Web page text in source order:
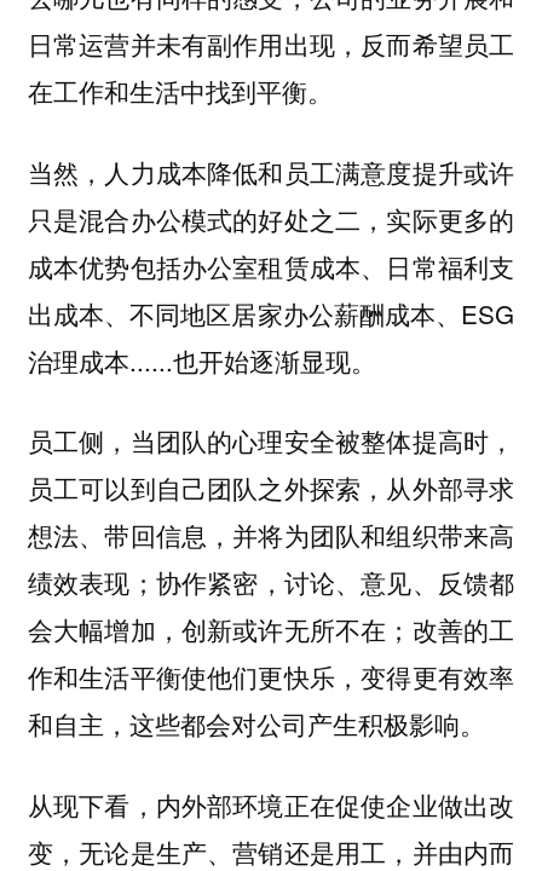
日常运营并未有副作用出现，反而希望员工
在工作和生活中找到平衡。
当然，人力成本降低和员工满意度提升或许
只是混合办公模式的好处之二，实际更多的
成本优势包括办公室租赁成本、日常福利支
出成本、不同地区居家办公薪酬成本、ESG
治理成本......也开始逐渐显现。
员工侧，当团队的心理安全被整体提高时，
员工可以到自己团队之外探索，从外部寻求
想法、带回信息，并将为团队和组织带来高
绩效表现；协作紧密，讨论、意见、反馈都
会大幅增加，创新或许无所不在；改善的工
作和生活平衡使他们更快乐，变得更有效率
和自主，这些都会对公司产生积极影响。
从现下看，内外部环境正在促使企业做出改
变，无论是生产、营销还是用工，并由内而